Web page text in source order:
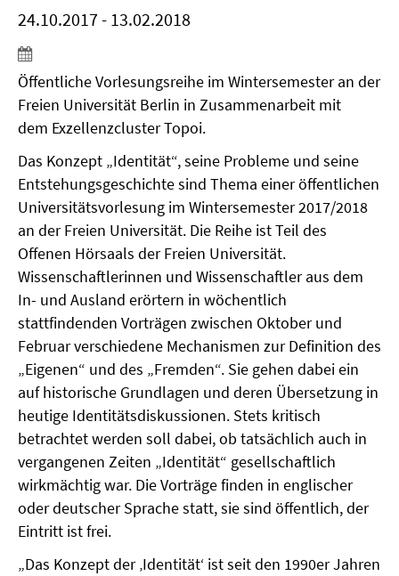
24.10.2017 - 13.02.2018
Öffentliche Vorlesungsreihe im Wintersemester an der
Freien Universität Berlin in Zusammenarbeit mit
dem Exzellenzcluster Topoi.
Das Konzept „Identität“, seine Probleme und seine
Entstehungsgeschichte sind Thema einer öffentlichen
Universitätsvorlesung im Wintersemester 2017/2018
an der Freien Universität. Die Reihe ist Teil des
Offenen Hörsaals der Freien Universität.
Wissenschaftlerinnen und Wissenschaftler aus dem
In- und Ausland erörtern in wöchentlich
stattfindenden Vorträgen zwischen Oktober und
Februar verschiedene Mechanismen zur Definition des
„Eigenen“ und des „Fremden“. Sie gehen dabei ein
auf historische Grundlagen und deren Übersetzung in
heutige Identitätsdiskussionen. Stets kritisch
betrachtet werden soll dabei, ob tatsächlich auch in
vergangenen Zeiten „Identität“ gesellschaftlich
wirkmächtig war. Die Vorträge finden in englischer
oder deutscher Sprache statt, sie sind öffentlich, der
Eintritt ist frei.
„Das Konzept der ‚Identität‘ ist seit den 1990er Jahren